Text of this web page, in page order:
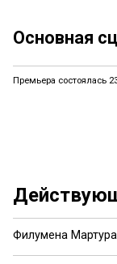
Основная
Премьера состоялась
Филумена